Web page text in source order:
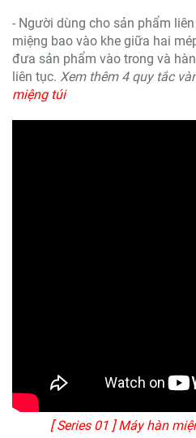
- Người dùng cho sản phẩm
miệng bao vào khe giữa hai
đưa sản phẩm vào trong và
liên tục. Xem thêm 4 quy tắc
miệng túi
[ Series 01 ] Máy hàn